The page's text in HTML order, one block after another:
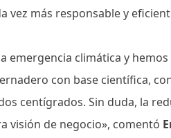
vez más responsable y
emergencia climática y
con base científica,
centígrados. Sin duda, la
visión de negocio», comentó